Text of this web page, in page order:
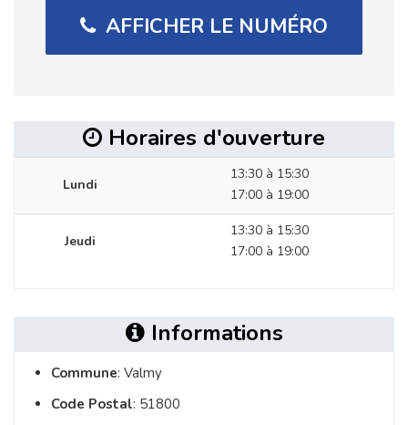
AFFICHER LE NUMÉRO
Horaires d'ouverture
Lundi
13:30 à 15:30
17:00 à 19:00
Jeudi
13:30 à 15:30
17:00 à 19:00
Informations
Commune: Valmy
Code Postal: 51800